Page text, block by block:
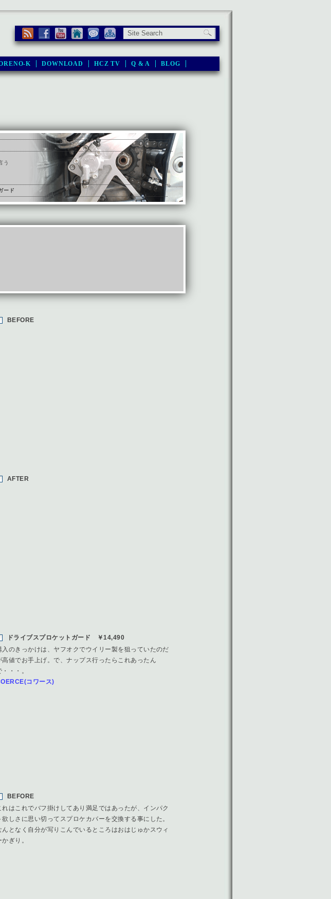
K DOWNLOAD HCZ TV Q & A BLOG
う
ード
BEFORE
AFTER
ドライブスプロケットガード ￥14,490
入のきっかけは、ヤフオクでウイリー製を狙っていたのだ
高値でお手上げ。で、ナップス行ったらこれあったん
・・・。
コワース)
BEFORE
れはこれでバフ掛けしてあり満足ではあったが、インパク
欲しさに思い切ってスプロケカバーを交換する事にした。
んとなく自分が写りこんでいるところはおはじゅかスウィ
かぎり。